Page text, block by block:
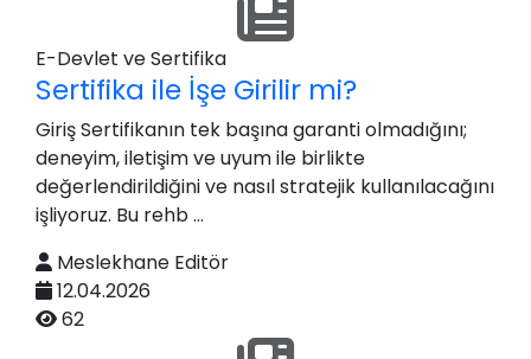
E-Devlet ve Sertifika
Sertifika ile İşe Girilir mi?
Giriş Sertifikanın tek başına garanti olmadığını;
deneyim, iletişim ve uyum ile birlikte
değerlendirildiğini ve nasıl stratejik kullanılacağını
işliyoruz. Bu rehb ...
Meslekhane Editör
12.04.2026
62